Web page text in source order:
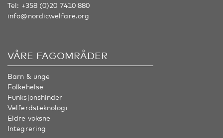
Tel: +358 (0)20 7410 880
info@nordicwelfare.org
VÅRE FAGOMRÅDER
Barn & unge
Folkehelse
Funksjonshinder
Velferdsteknologi
Eldre voksne
Integrering